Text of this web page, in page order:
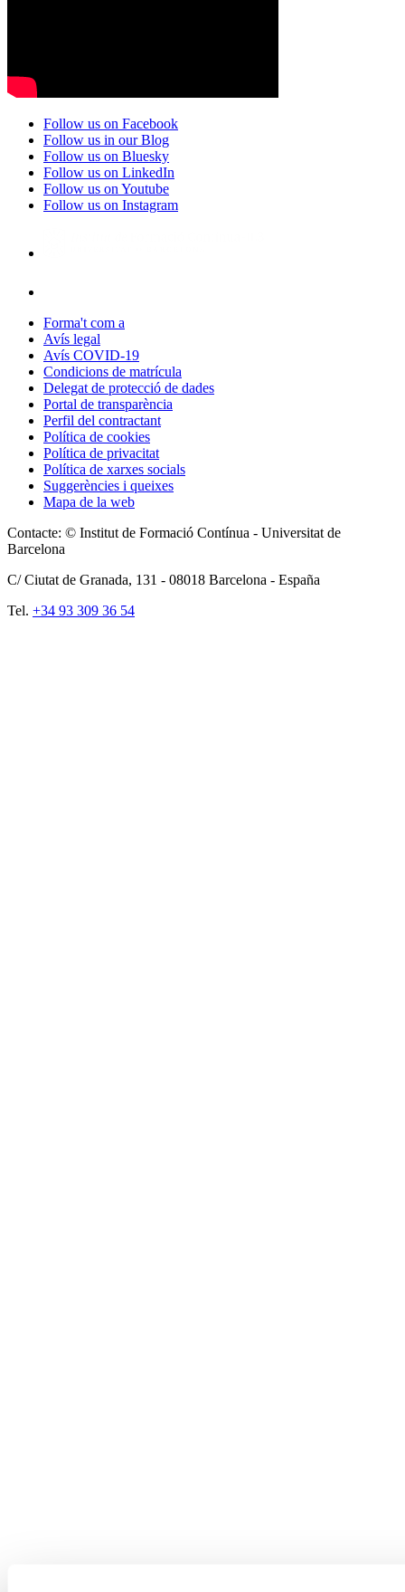
Follow us on Facebook
Follow us in our Blog
Follow us on Bluesky
Follow us on LinkedIn
Follow us on Youtube
Follow us on Instagram
Forma't com a
Avís legal
Avís COVID-19
Condicions de matrícula
Delegat de protecció de dades
Portal de transparència
Perfil del contractant
Política de cookies
Política de privacitat
Política de xarxes socials
Suggerències i queixes
Mapa de la web
Contacte: © Institut de Formació Contínua - Universitat de
Barcelona
C/ Ciutat de Granada, 131 - 08018 Barcelona - España
Tel. +34 93 309 36 54